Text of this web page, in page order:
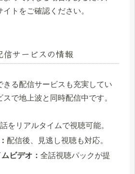
トをご確認ください。
信サービスの情報
きる配信サービスも充実してい
で地上波と同時配信中です。
をリアルタイムで視聴可能。
配信後、見逃し視聴も対応。
ビデオ：全話視聴パックが提